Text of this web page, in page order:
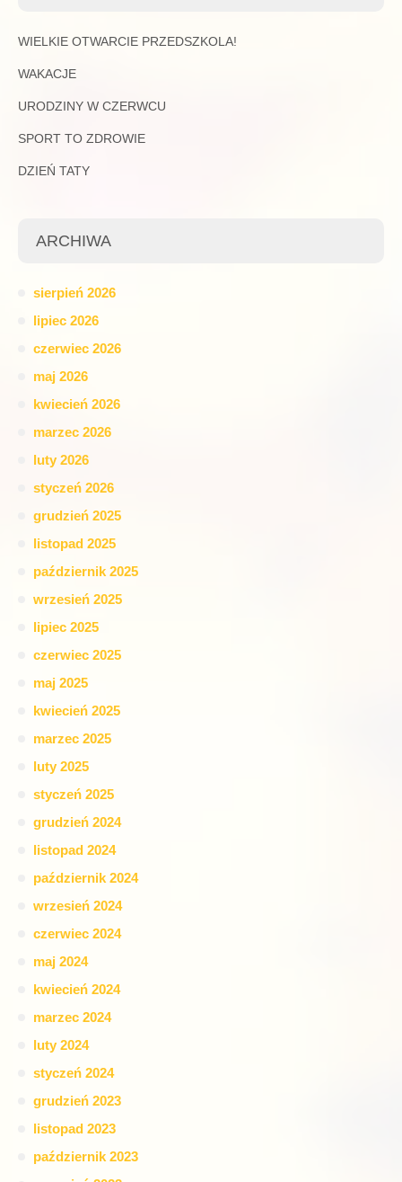
WIELKIE OTWARCIE PRZEDSZKOLA!
WAKACJE
URODZINY W CZERWCU
SPORT TO ZDROWIE
DZIEŃ TATY
ARCHIWA
sierpień 2026
lipiec 2026
czerwiec 2026
maj 2026
kwiecień 2026
marzec 2026
luty 2026
styczeń 2026
grudzień 2025
listopad 2025
październik 2025
wrzesień 2025
lipiec 2025
czerwiec 2025
maj 2025
kwiecień 2025
marzec 2025
luty 2025
styczeń 2025
grudzień 2024
listopad 2024
październik 2024
wrzesień 2024
czerwiec 2024
maj 2024
kwiecień 2024
marzec 2024
luty 2024
styczeń 2024
grudzień 2023
listopad 2023
październik 2023